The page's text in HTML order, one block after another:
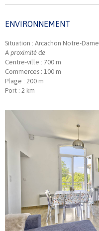
ENVIRONNEMENT
Situation : Arcachon Notre-Dame
A proximité de
Centre-ville : 700 m
Commerces : 100 m
Plage : 200 m
Port : 2 km